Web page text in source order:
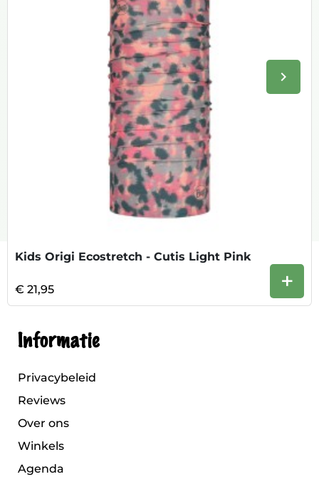
keyboard_arrow_right
Kids Origi Ecostretch - Cutis Light Pink
€ 21,95 +
Informatie
Privacybeleid
Reviews
Over ons
Winkels
Agenda